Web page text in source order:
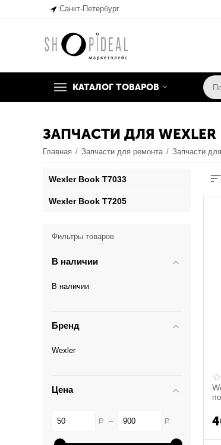
Санкт-Петербург
КАТАЛОГ ТОВАРОВ
ЗАПЧАСТИ ДЛЯ WEXLER
Главная / Запчасти для ремонта / Запчасти
Wexler Book T7033
Wexler Book T7205
Фильтры товаров
В наличии
В наличии
Бренд
Wexler
Цена
Р – Р